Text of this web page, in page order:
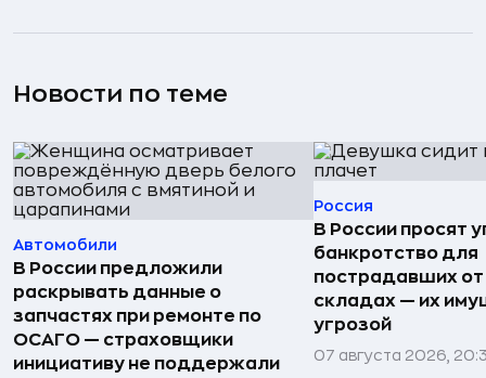
Новости по теме
Автомобили
В России предложили
раскрывать данные о
запчастях при ремонте по
ОСАГО — страховщики
инициативу не поддержали
Россия
В России просят
банкротство для
пострадавших
складах — их
угрозой
07 августа 2026,